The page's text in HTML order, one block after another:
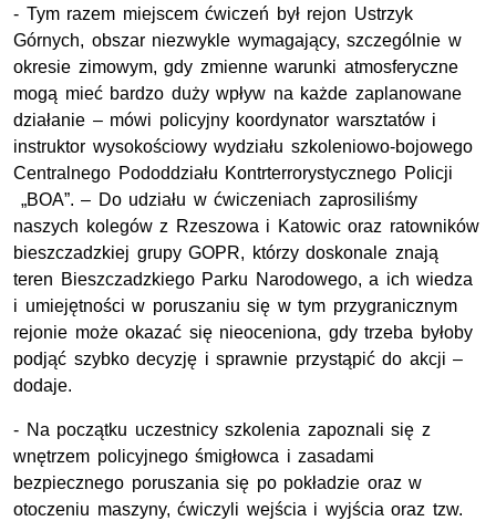
- Tym razem miejscem ćwiczeń był rejon Ustrzyk
Górnych, obszar niezwykle wymagający, szczególnie w
okresie zimowym, gdy zmienne warunki atmosferyczne
mogą mieć bardzo duży wpływ na każde zaplanowane
działanie – mówi policyjny koordynator warsztatów i
instruktor wysokościowy wydziału szkoleniowo-bojowego
Centralnego Pododdziału Kontrterrorystycznego Policji
„BOA”. – Do udziału w ćwiczeniach zaprosiliśmy
naszych kolegów z Rzeszowa i Katowic oraz ratowników
bieszczadzkiej grupyGOPR, którzy doskonale znają
teren Bieszczadzkiego Parku Narodowego, a ich wiedza
i umiejętności w poruszaniu się w tym przygranicznym
rejonie może okazać się nieoceniona, gdy trzeba byłoby
podjąć szybko decyzję i sprawnie przystąpić do akcji –
dodaje.
- Na początku uczestnicy szkolenia zapoznali się z
wnętrzem policyjnego śmigłowca i zasadami
bezpiecznego poruszania się po pokładzie oraz w
otoczeniu maszyny, ćwiczyli wejścia i wyjścia oraz tzw.